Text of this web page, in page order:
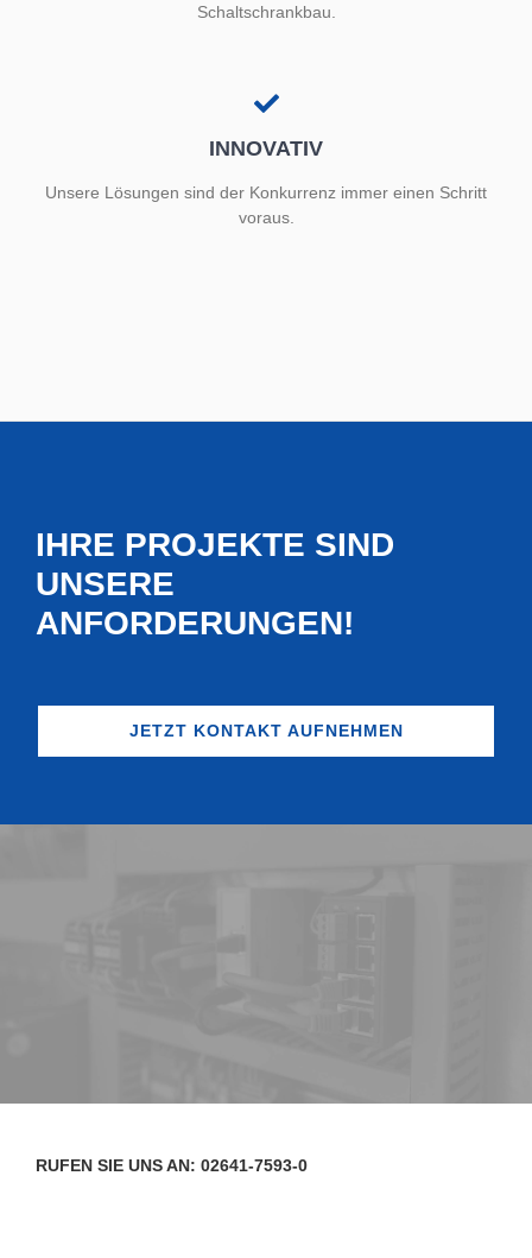
Schaltschrankbau.
INNOVATIV
Unsere Lösungen sind der Konkurrenz immer einen Schritt
voraus.
IHRE PROJEKTE SIND
UNSERE
ANFORDERUNGEN!
JETZT KONTAKT AUFNEHMEN
RUFEN SIE UNS AN: 02641-7593-0